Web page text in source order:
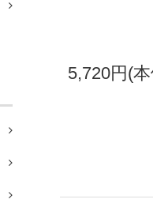
5,720円(